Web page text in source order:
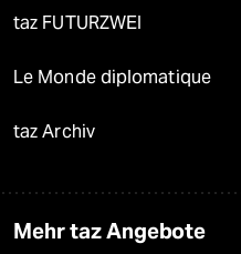
taz FUTURZWEI
Le Monde diplomatique
taz Archiv
Mehr taz Angebote